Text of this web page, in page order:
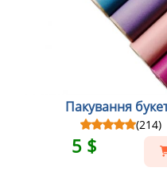
Пакування
(214)
5 $